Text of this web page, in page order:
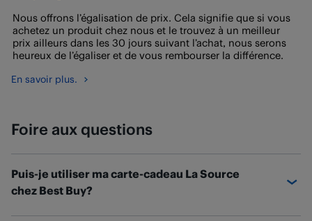
Nous offrons l’égalisation de prix. Cela signifie que si vous
achetez un produit chez nous et le trouvez à un meilleur
prix ailleurs dans les 30 jours suivant l’achat, nous serons
heureux de l’égaliser et de vous rembourser la différence.
En savoir plus.
Foire aux questions
Puis-je utiliser ma carte-cadeau La Source
chez Best Buy?